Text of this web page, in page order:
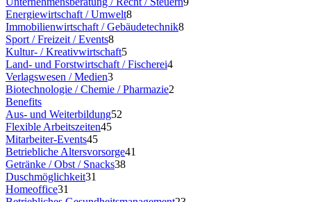
Energiewirtschaft / Umwelt8
Immobilienwirtschaft / Gebäudetechnik8
Sport / Freizeit / Events8
Kultur- / Kreativwirtschaft5
Land- und Forstwirtschaft / Fischerei4
Verlagswesen / Medien3
Biotechnologie / Chemie / Pharmazie2
Benefits
Aus- und Weiterbildung52
Flexible Arbeitszeiten45
Mitarbeiter-Events45
Betriebliche Altersvorsorge41
Getränke / Obst / Snacks38
Duschmöglichkeit31
Homeoffice31